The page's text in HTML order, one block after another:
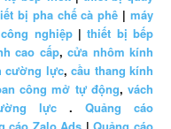
bị pha chế cà phê | máy
nghiệp|thiết bị bếp
cao cấp,cửa nhôm kính
cường lực, cầu thang kính
công mở tự động, vách
lực . Quảng cáo